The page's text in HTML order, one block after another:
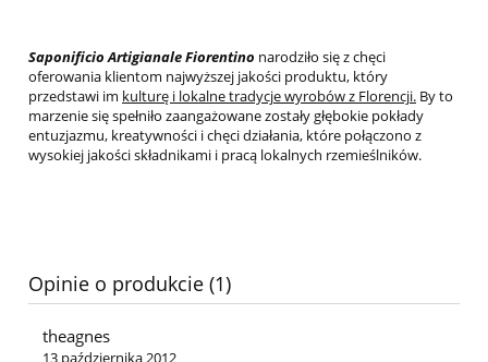
Saponificio Artigianale Fiorentino narodziło się z chęci
oferowania klientom najwyższej jakości produktu, który
przedstawi im kulturę i lokalne tradycje wyrobów z Florencji. By to
marzenie się spełniło zaangażowane zostały głębokie pokłady
entuzjazmu, kreatywności i chęci działania, które połączono z
wysokiej jakości składnikami i pracą lokalnych rzemieślników.
Opinie o produkcie (1)
theagnes
13 października 2012